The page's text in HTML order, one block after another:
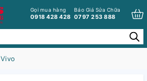
Gọi mua hàng
0918 428 428
Báo Giá Sửa Chữa
0797 253 888